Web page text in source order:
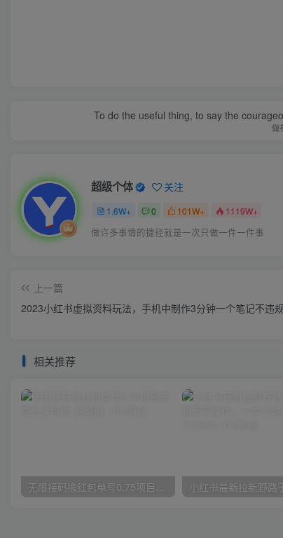
To do the useful thing, to say the
做
超级个体 关注
1.6W+ 0 101W+ 1119W+
做许多事情的捷径就是一次只做一件一件事
上一篇
2023小红书虚拟资料玩法，手机中制作3分钟一个笔记不违
相关推荐
无限接码撸红包单号0.75项目无偿分享给你【揭秘】